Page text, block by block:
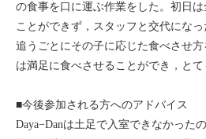
バリ
ベトナム
モンゴル
の食事を口に運ぶ作業をした。初日
ことができず，スタッフと交代にな
追うごとにその子に応じた食べさせ
は満足に食べさせることができ，とて
■今後参加される方へのアドバイス
Daya−Danは土足で入室できなかった